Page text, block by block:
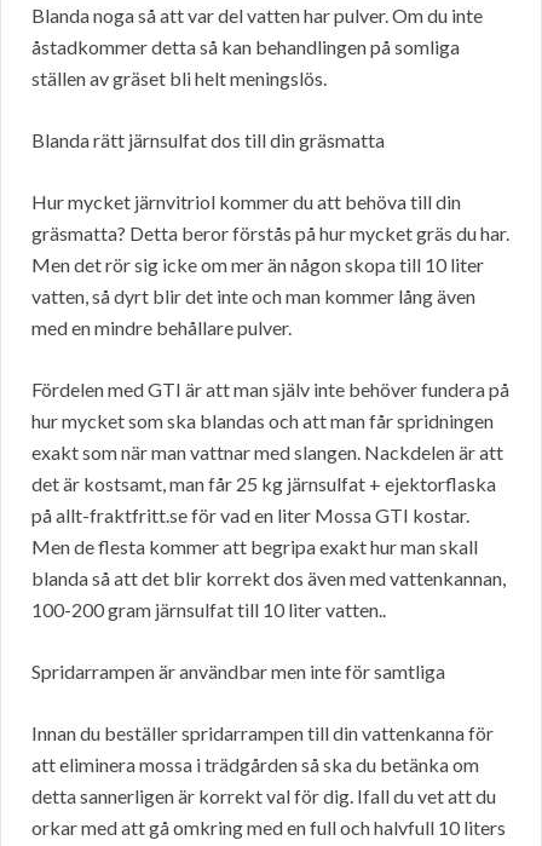
Blanda noga så att var del vatten har pulver. Om du inte
åstadkommer detta så kan behandlingen på somliga
ställen av gräset bli helt meningslös.
Blanda rätt järnsulfat dos till din gräsmatta
Hur mycket järnvitriol kommer du att behöva till din
gräsmatta? Detta beror förstås på hur mycket gräs du har.
Men det rör sig icke om mer än någon skopa till 10 liter
vatten, så dyrt blir det inte och man kommer lång även
med en mindre behållare pulver.
Fördelen med GTI är att man själv inte behöver fundera på
hur mycket som ska blandas och att man får spridningen
exakt som när man vattnar med slangen. Nackdelen är att
det är kostsamt, man får 25 kg järnsulfat + ejektorflaska
på allt-fraktfritt.se för vad en liter Mossa GTI kostar.
Men de flesta kommer att begripa exakt hur man skall
blanda så att det blir korrekt dos även med vattenkannan,
100-200 gram järnsulfat till 10 liter vatten..
Spridarrampen är användbar men inte för samtliga
Innan du beställer spridarrampen till din vattenkanna för
att eliminera mossa i trädgården så ska du betänka om
detta sannerligen är korrekt val för dig. Ifall du vet att du
orkar med att gå omkring med en full och halvfull 10 liters